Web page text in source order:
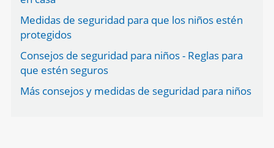
Medidas de seguridad para que los niños estén
protegidos
Consejos de seguridad para niños - Reglas para
que estén seguros
Más consejos y medidas de seguridad para niños